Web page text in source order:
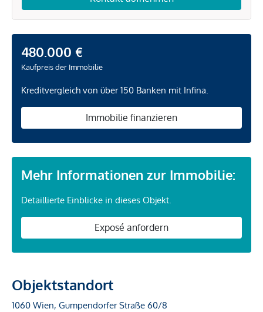
480.000 €
Kaufpreis der Immobilie
Kreditvergleich von über 150 Banken mit Infina.
Immobilie finanzieren
Mehr Informationen zur Immobilie:
Detaillierte Einblicke in dieses Objekt.
Exposé anfordern
Objektstandort
1060 Wien, Gumpendorfer Straße 60/8